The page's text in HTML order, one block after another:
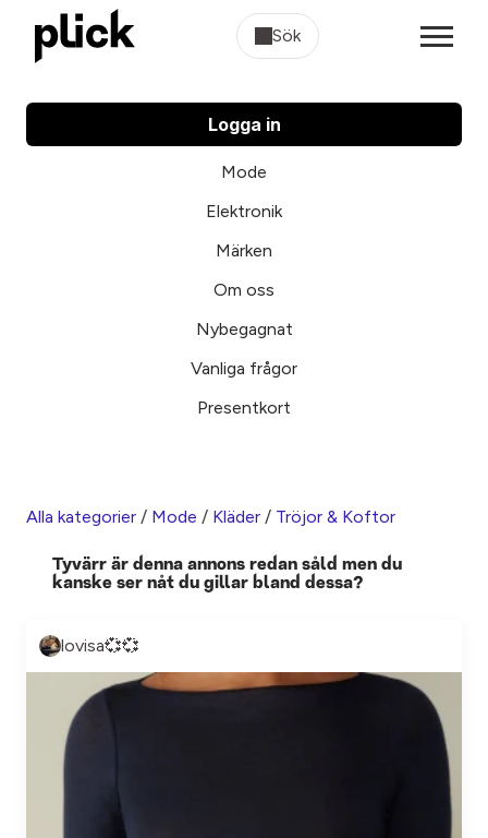
Sök
Logga in
Mode
Elektronik
Märken
Om oss
Nybegagnat
Vanliga frågor
Presentkort
Alla kategorier / Mode / Kläder / Tröjor & Koftor
Tyvärr är denna annons redan såld men du
kanske ser nåt du gillar bland dessa?
lovisa💞💞